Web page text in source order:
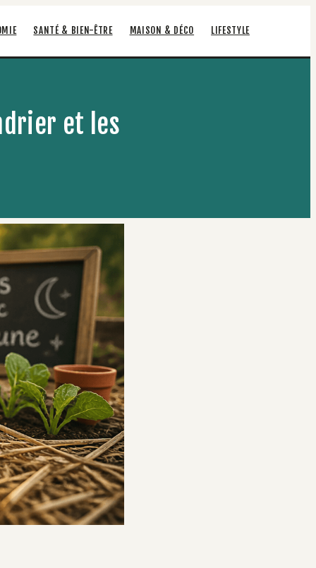
SANTÉ & BIEN-ÊTRE MAISON & DÉCO LIFESTYLE
et les